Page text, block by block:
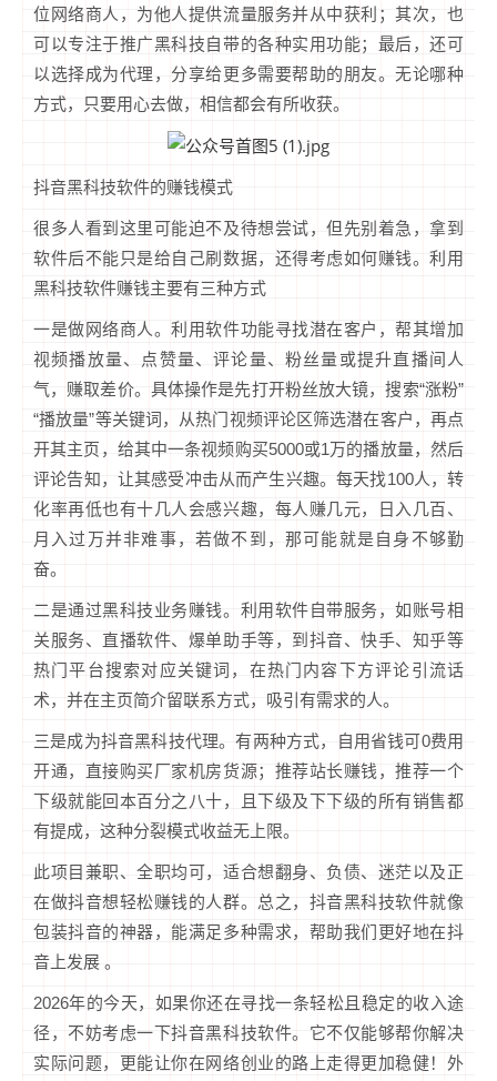
位网络商人，为他人提供流量服务并从中获利；其次，也
可以专注于推广黑科技自带的各种实用功能；最后，还可
以选择成为代理，分享给更多需要帮助的朋友。无论哪种
方式，只要用心去做，相信都会有所收获。
抖音黑科技软件的赚钱模式
很多人看到这里可能迫不及待想尝试，但先别着急，拿到
软件后不能只是给自己刷数据，还得考虑如何赚钱。利用
黑科技软件赚钱主要有三种方式
一是做网络商人。利用软件功能寻找潜在客户，帮其增加
视频播放量、点赞量、评论量、粉丝量或提升直播间人
气，赚取差价。具体操作是先打开粉丝放大镜，搜索“涨粉”
“播放量”等关键词，从热门视频评论区筛选潜在客户，再点
开其主页，给其中一条视频购买5000或1万的播放量，然后
评论告知，让其感受冲击从而产生兴趣。每天找100人，转
化率再低也有十几人会感兴趣，每人赚几元，日入几百、
月入过万并非难事，若做不到，那可能就是自身不够勤
奋。
二是通过黑科技业务赚钱。利用软件自带服务，如账号相
关服务、直播软件、爆单助手等，到抖音、快手、知乎等
热门平台搜索对应关键词，在热门内容下方评论引流话
术，并在主页简介留联系方式，吸引有需求的人。
三是成为抖音黑科技代理。有两种方式，自用省钱可0费用
开通，直接购买厂家机房货源；推荐站长赚钱，推荐一个
下级就能回本百分之八十，且下级及下下级的所有销售都
有提成，这种分裂模式收益无上限。
此项目兼职、全职均可，适合想翻身、负债、迷茫以及正
在做抖音想轻松赚钱的人群。总之，抖音黑科技软件就像
包装抖音的神器，能满足多种需求，帮助我们更好地在抖
音上发展 。
2026年的今天，如果你还在寻找一条轻松且稳定的收入途
径，不妨考虑一下抖音黑科技软件。它不仅能够帮你解决
实际问题，更能让你在网络创业的路上走得更加稳健！外